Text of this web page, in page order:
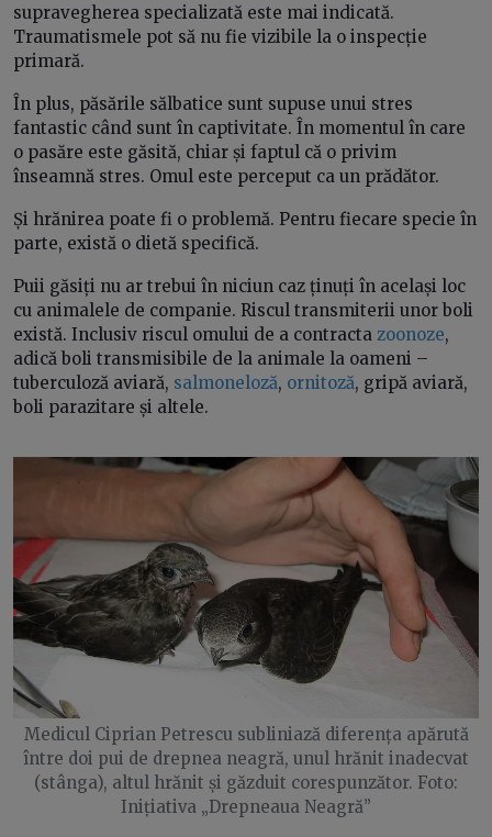
supravegherea specializată este mai indicată.
Traumatismele pot să nu fie vizibile la o inspecție
primară.
În plus, păsările sălbatice sunt supuse unui stres
fantastic când sunt în captivitate. În momentul în care
o pasăre este găsită, chiar și faptul că o privim
înseamnă stres. Omul este perceput ca un prădător.
Și hrănirea poate fi o problemă. Pentru fiecare specie în
parte, există o dietă specifică.
Puii găsiți nu ar trebui în niciun caz ținuți în același loc
cu animalele de companie. Riscul transmiterii unor boli
există. Inclusiv riscul omului de a contracta zoonoze,
adică boli transmisibile de la animale la oameni –
tuberculoză aviară, salmoneloză, ornitoză, gripă aviară,
boli parazitare și altele.
Medicul Ciprian Petrescu subliniază diferența apărută
între doi pui de drepnea neagră, unul hrănit inadecvat
(stânga), altul hrănit și găzduit corespunzător. Foto:
Inițiativa „Drepneaua Neagră”